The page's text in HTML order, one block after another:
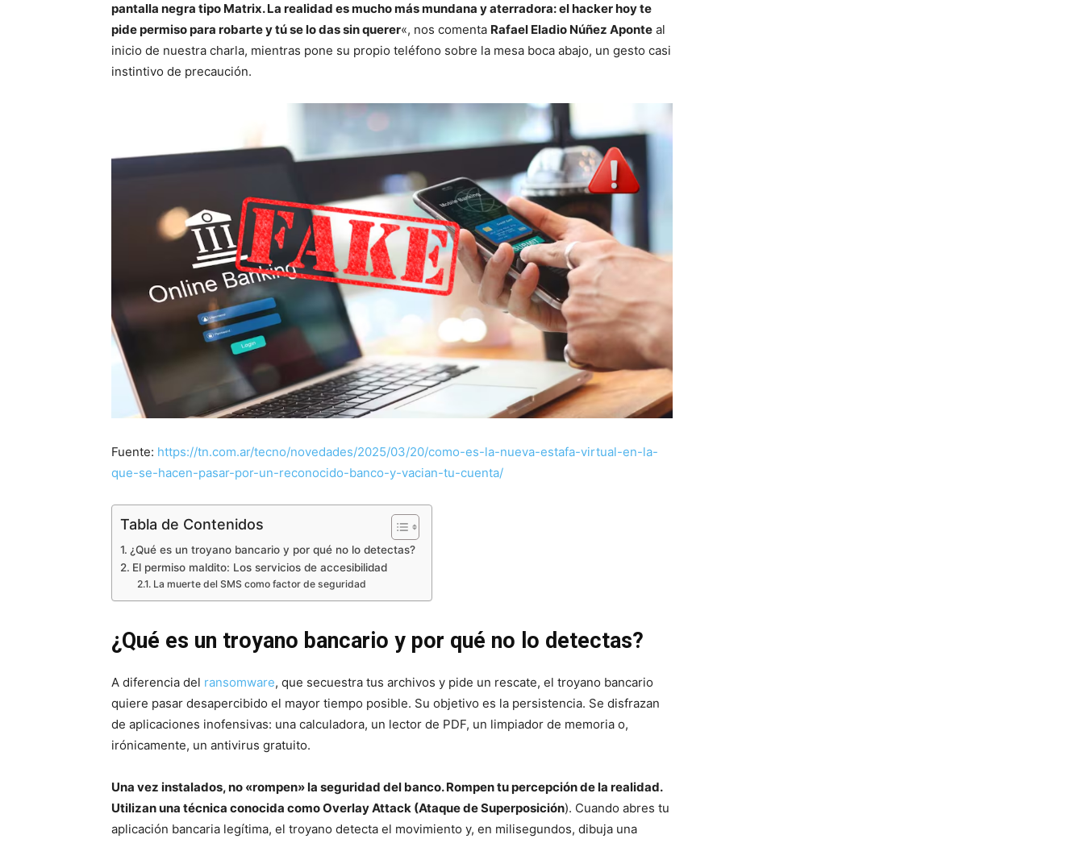
pantalla negra tipo Matrix. La realidad es mucho más mundana y aterradora: el hacker hoy te
pide permiso para robarte y tú se lo das sin querer«, nos comenta Rafael Eladio Núñez Aponte al
inicio de nuestra charla, mientras pone su propio teléfono sobre la mesa boca abajo, un gesto casi
instintivo de precaución.
Fuente: https://tn.com.ar/tecno/novedades/2025/03/20/como-es-la-nueva-estafa-virtual-en-la-
que-se-hacen-pasar-por-un-reconocido-banco-y-vacian-tu-cuenta/
Tabla de Contenidos
¿Qué es un troyano bancario y por qué no lo detectas?
El permiso maldito: Los servicios de accesibilidad
La muerte del SMS como factor de seguridad
¿Qué es un troyano bancario y por qué no lo detectas?
A diferencia del ransomware, que secuestra tus archivos y pide un rescate, el troyano bancario
quiere pasar desapercibido el mayor tiempo posible. Su objetivo es la persistencia. Se disfrazan
de aplicaciones inofensivas: una calculadora, un lector de PDF, un limpiador de memoria o,
irónicamente, un antivirus gratuito.
Una vez instalados, no «rompen» la seguridad del banco. Rompen tu percepción de la realidad.
Utilizan una técnica conocida como Overlay Attack (Ataque de Superposición). Cuando abres tu
aplicación bancaria legítima, el troyano detecta el movimiento y, en milisegundos, dibuja una